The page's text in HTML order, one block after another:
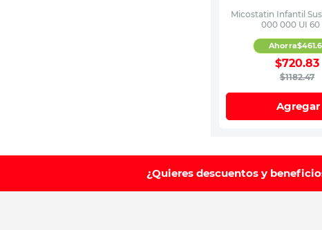
Micostatin Infantil
000 000 UI 60
$1182.47
$720.83
Ahorra$461.
Agregar
¿Quieres descuentos y